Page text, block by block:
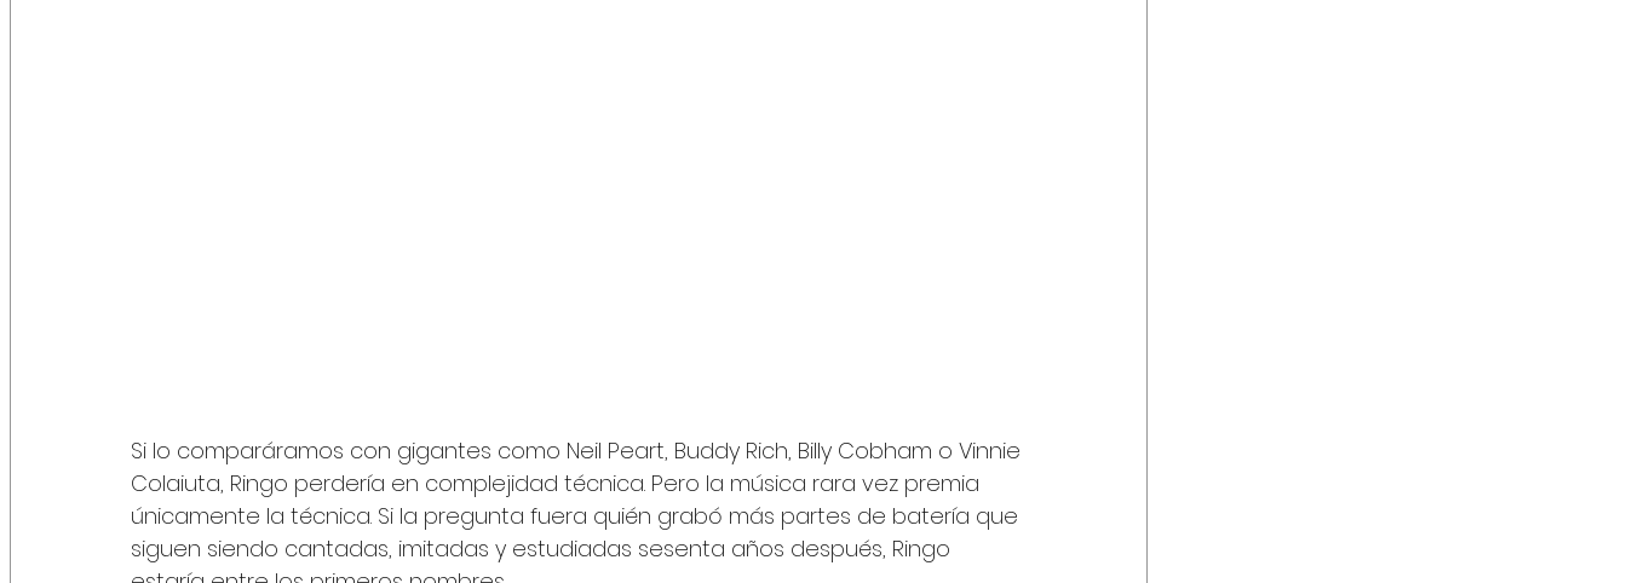
Si lo comparáramos con gigantes como Neil Peart, Buddy Rich, Billy Cobham o Vinnie
Colaiuta, Ringo perdería en complejidad técnica. Pero la música rara vez premia
únicamente la técnica. Si la pregunta fuera quién grabó más partes de batería que
siguen siendo cantadas, imitadas y estudiadas sesenta años después, Ringo